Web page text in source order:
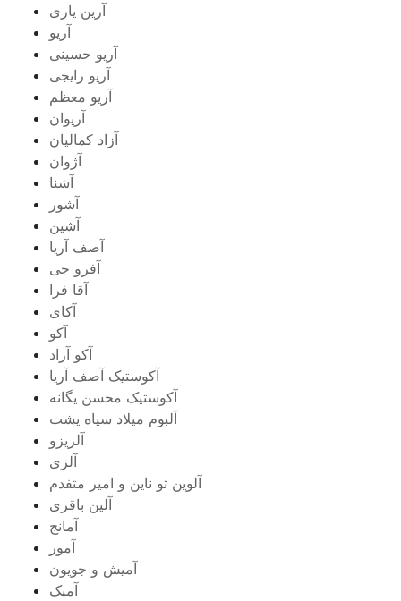
آرین یاری
آریو
آریو حسینی
آریو رایجی
آریو معظم
آریوان
آزاد کمالیان
آژوان
آشنا
آشور
آشین
آصف آریا
آفرو جی
آقا فرا
آکای
آکو
آکو آزاد
آکوستیک آصف آریا
آکوستیک محسن یگانه
آلبوم میلاد سیاه پشت
آلریزو
آلزی
آلوین تو ناین و امیر متفدم
آلین باقری
آمانج
آمور
آمیش و جویون
آمیک